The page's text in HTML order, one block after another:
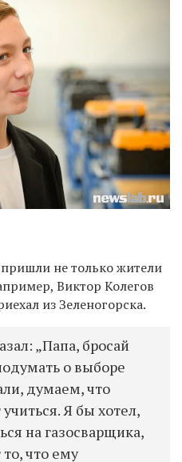
не только жители
Виктор Колегов
из Зеленогорска.
„Папа, бросай
о выборе
думаем, что
Я бы хотел,
на газосварщика,
что ему